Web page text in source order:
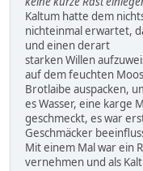
Kaltum hatte dem
nichteinmal erwartet,
und einen derart
starken Willen
auf dem feuchten
Brotlaibe auspacken,
es Wasser, eine karge
geschmeckt, es war
Geschmäcker
Mit einem Mal war ein
vernehmen und als